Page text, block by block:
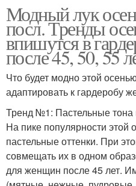
Модный лук
посл. Тренды
впишутся в
после 45, 50, 55
Что будет модно этой
адаптировать к гардеробу
Тренд №1: Пастельные тона
На пике популярности этой
пастельные оттенки. При
совмещать их в одном
для женщин после 45 лет.